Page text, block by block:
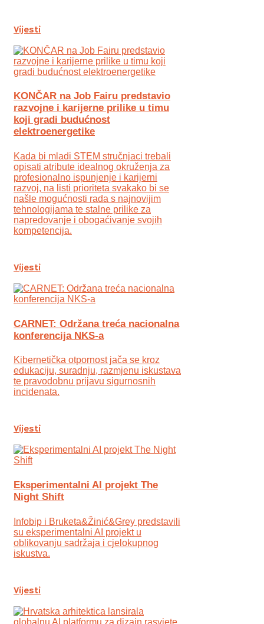
Vijesti
KONČAR na Job Fairu predstavio
razvojne i karijerne prilike u timu
koji gradi budućnost
elektroenergetike
Kada bi mladi STEM stručnjaci trebali
opisati atribute idealnog okruženja za
profesionalno ispunjenje i karijerni
razvoj, na listi prioriteta svakako bi se
našle mogućnosti rada s najnovijim
tehnologijama te stalne prilike za
napredovanje i obogaćivanje svojih
kompetencija.
Vijesti
CARNET: Održana treća nacionalna
konferencija NKS-a
Kibernetička otpornost jača se kroz
edukaciju, suradnju, razmjenu iskustava
te pravodobnu prijavu sigurnosnih
incidenata.
Vijesti
Eksperimentalni AI projekt The
Night Shift
Infobip i Bruketa&Žinić&Grey predstavili
su eksperimentalni AI projekt u
oblikovanju sadržaja i cjelokupnog
iskustva.
Vijesti